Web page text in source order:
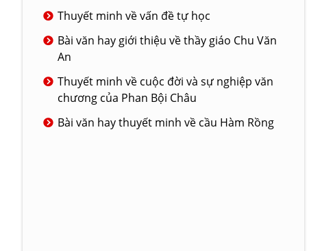
Thuyết minh về vấn đề tự học
Bài văn hay giới thiệu về thầy giáo Chu Văn
An
Thuyết minh về cuộc đời và sự nghiệp văn
chương của Phan Bội Châu
Bài văn hay thuyết minh về cầu Hàm Rồng